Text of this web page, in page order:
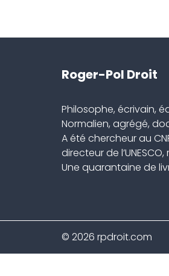
Roger-Pol Droit
Philosophe, écrivain,
Normalien, agrégé,
A été chercheur au
directeur de
Une quarantaine de
© 2026 rpdroit.com